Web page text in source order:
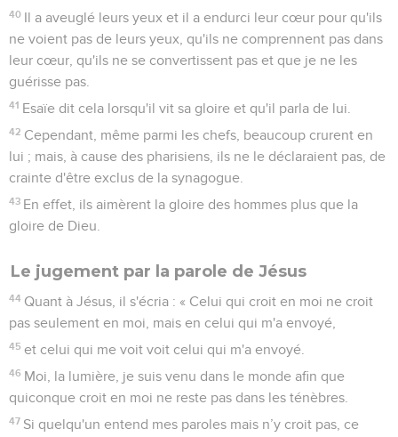
40 Il a aveuglé leurs yeux et il a endurci leur cœur pour qu'ils
ne voient pas de leurs yeux, qu'ils ne comprennent pas dans
leur cœur, qu'ils ne se convertissent pas et que je ne les
guérisse pas.
41 Esaïe dit cela lorsqu'il vit sa gloire et qu'il parla de lui.
42 Cependant, même parmi les chefs, beaucoup crurent en
lui ; mais, à cause des pharisiens, ils ne le déclaraient pas, de
crainte d'être exclus de la synagogue.
43 En effet, ils aimèrent la gloire des hommes plus que la
gloire de Dieu.
Le jugement par la parole de Jésus
44 Quant à Jésus, il s'écria : « Celui qui croit en moi ne croit
pas seulement en moi, mais en celui qui m'a envoyé,
45 et celui qui me voit voit celui qui m'a envoyé.
46 Moi, la lumière, je suis venu dans le monde afin que
quiconque croit en moi ne reste pas dans les ténèbres.
47 Si quelqu'un entend mes paroles mais n’y croit pas, ce